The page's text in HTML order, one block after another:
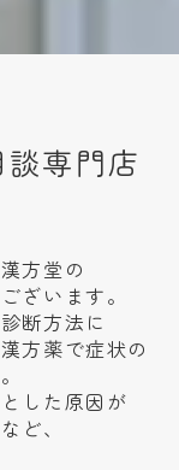
専門店
方堂の
ざいます。
断方法に
方薬で症状の
した原因が
ど、